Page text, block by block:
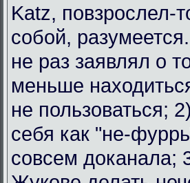
Katz, повзрослел-
собой,
не раз заявлял о
меньше
не пользоваться;
себя как "не-
совсем доканала;